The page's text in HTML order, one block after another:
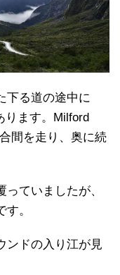
下る道の途中に
ります。Milford
間を走り、奥に続
ていましたが、
。
ンドの入り江が見